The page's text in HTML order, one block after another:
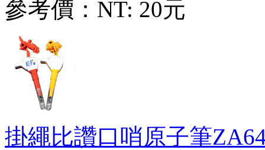
參考價： NT: 20元
掛繩比讚口哨原子筆